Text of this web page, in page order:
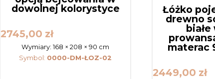
dowolnej kolorystyce
2745,00 zł
Wymiary:168 × 208 × 90 cm
Symbol: 0000-DM-ŁOZ-02
Łóżko
drewno
materac
2449,00 zł